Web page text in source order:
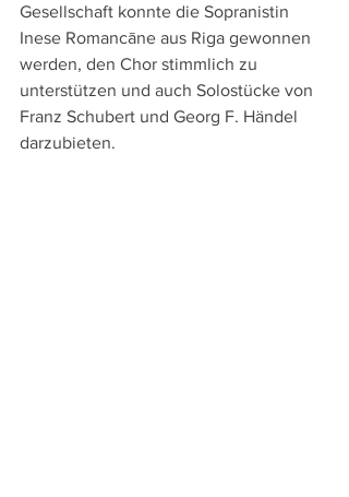
Gesellschaft konnte die Sopranistin
Inese Romancāne aus Riga gewonnen
werden, den Chor stimmlich zu
unterstützen und auch Solostücke von
Franz Schubert und Georg F. Händel
darzubieten.